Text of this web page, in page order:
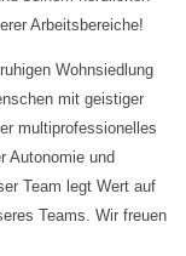
Arbeitsbereiche!
Wohnsiedlung
mit geistiger
multiprofessionelles
Autonomie und
Team legt Wert auf
Teams. Wir freuen